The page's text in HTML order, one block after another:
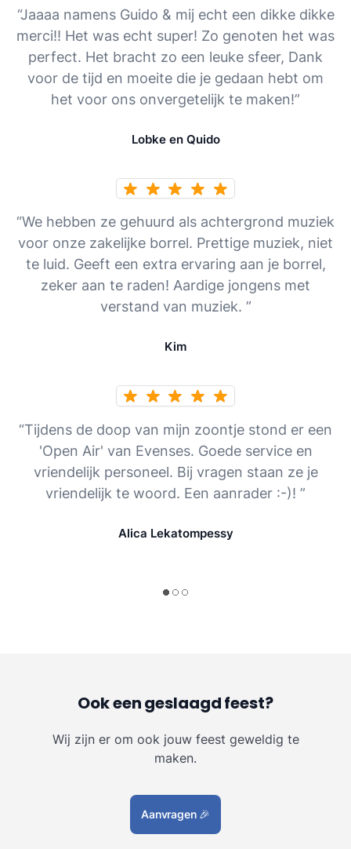
“Jaaaa namens Guido & mij echt een dikke dikke
merci!! Het was echt super! Zo genoten het was
perfect. Het bracht zo een leuke sfeer, Dank
voor de tijd en moeite die je gedaan hebt om
het voor ons onvergetelijk te maken!”
Lobke en Quido
“We hebben ze gehuurd als achtergrond muziek
voor onze zakelijke borrel. Prettige muziek, niet
te luid. Geeft een extra ervaring aan je borrel,
zeker aan te raden! Aardige jongens met
verstand van muziek. ”
Kim
“Tijdens de doop van mijn zoontje stond er een
'Open Air' van Evenses. Goede service en
vriendelijk personeel. Bij vragen staan ze je
vriendelijk te woord. Een aanrader :-)! ”
Alica Lekatompessy
Ook een geslaagd feest?
Wij zijn er om ook jouw feest geweldig te
maken.
Aanvragen 🎉